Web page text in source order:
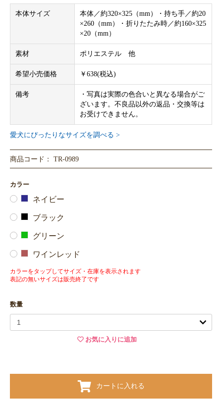
本体サイズ
本体／約320×325（mm）・持ち手／約20
×260（mm）・折りたたみ時／約160×325
×20（mm）
素材 ポリエステル 他
希望小売価格 ￥638(税込)
備考
・写真は実際の色合いと異なる場合がご
ざいます。不良品以外の返品・交換等は
お受けできません。
愛犬にぴったりなサイズを調べる >
商品コード： TR-0989
カラー
ネイビー
ブラック
グリーン
ワインレッド
カラーをタップしてサイズ・在庫を表示されます
表記の無いサイズは販売終了です
数量
お気に入りに追加
カートに入れる